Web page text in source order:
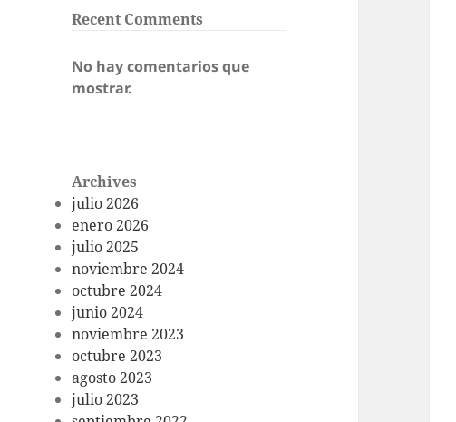
Recent Comments
No hay comentarios que
mostrar.
Archives
julio 2026
enero 2026
julio 2025
noviembre 2024
octubre 2024
junio 2024
noviembre 2023
octubre 2023
agosto 2023
julio 2023